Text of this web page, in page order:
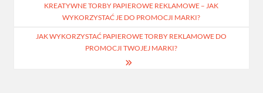
wpisuKREATYWNE TORBY PAPIEROWE REKLAMOWE – JAK
WYKORZYSTAĆ JE DO PROMOCJI MARKI?
JAK WYKORZYSTAĆ PAPIEROWE TORBY REKLAMOWE DO
PROMOCJI TWOJEJ MARKI?